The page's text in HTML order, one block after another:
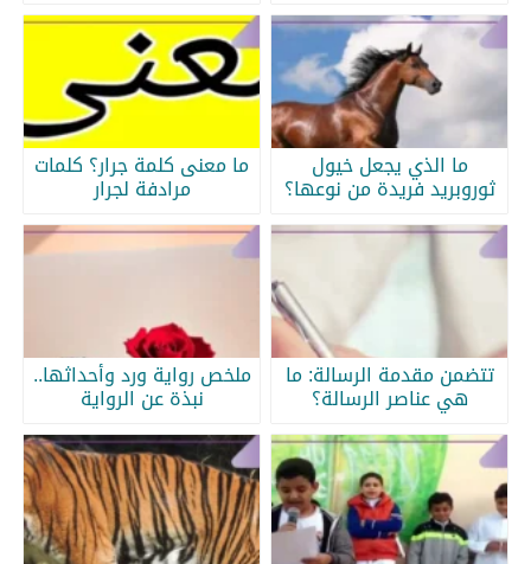
ما الذي يجعل خيول
ثوروبريد فريدة من نوعها؟
ما معنى كلمة جرار؟ كلمات
مرادفة لجرار
تتضمن مقدمة الرسالة: ما
هي عناصر الرسالة؟
ملخص رواية ورد وأحداثها..
نبذة عن الرواية